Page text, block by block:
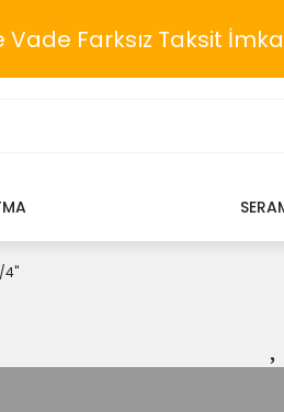
Vade Farksız Taksit
4''